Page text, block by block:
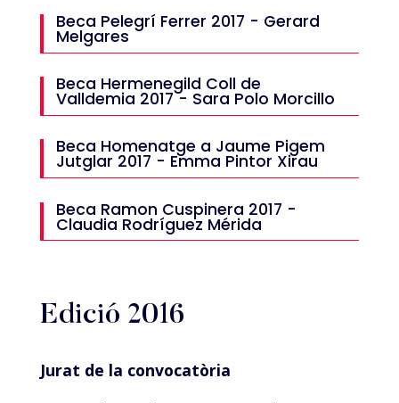
Beca Pelegrí Ferrer 2017 - Gerard
Melgares
Beca Hermenegild Coll de
Valldemia 2017 - Sara Polo Morcillo
Beca Homenatge a Jaume Pigem
Jutglar 2017 - Emma Pintor Xirau
Beca Ramon Cuspinera 2017 -
Claudia Rodríguez Mérida
Edició 2016
Jurat de la convocatòria